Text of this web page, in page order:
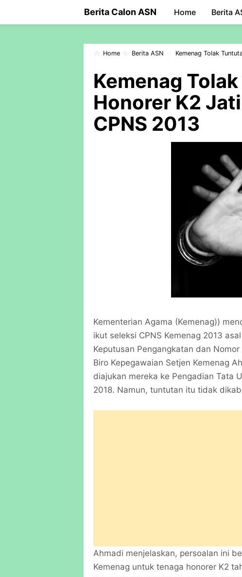
Berita Calon ASN Home Berita
Home Berita ASN Kemenag Tolak
Kemenag
Honorer K2
CPNS 2013
Kementerian Agama (Kemenag))
ikut seleksi CPNS Kemenag 2013
Keputusan Pengangkatan dan
Biro Kepegawaian Setjen Kemenag
diajukan mereka ke Pengadian Tata
2018. Namun, tuntutan itu tidak
Ahmadi menjelaskan, persoalan ini
Kemenag untuk tenaga honorer K2